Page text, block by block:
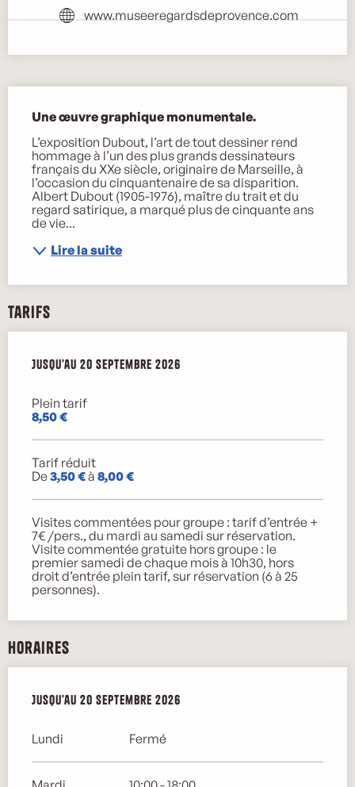
www.museeregardsdeprovence.com
Une œuvre graphique monumentale.
L’exposition Dubout, l’art de tout dessiner rend
hommage à l’un des plus grands dessinateurs
français du XXe siècle, originaire de Marseille, à
l’occasion du cinquantenaire de sa disparition.
Albert Dubout (1905-1976), maître du trait et du
regard satirique, a marqué plus de cinquante ans
de vie...
Lire la suite
Tarifs
Du24 mars 2026au20 septembre 2026
Jusqu'au 20 septembre 2026
Plein tarif
8,50 €
Tarif réduit
De3,50 €à 8,00 €
Visites commentées pour groupe : tarif d’entrée +
7€ /pers., du mardi au samedi sur réservation.
Visite commentée gratuite hors groupe : le
premier samedi de chaque mois à 10h30, hors
droit d’entrée plein tarif, sur réservation (6 à 25
personnes).
Horaires
Du24 mars 2026au20 septembre 2026
Jusqu'au 20 septembre 2026
Lundi Fermé